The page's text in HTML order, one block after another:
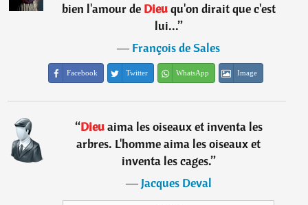
bien l'amour de Dieuqu'on dirait que c'est
lui...”
―François de Sales
Facebook Twitter WhatsApp Image
“Dieuaima les oiseaux et inventa les
arbres. L'homme aima les oiseaux et
inventa les cages.”
―Jacques Deval